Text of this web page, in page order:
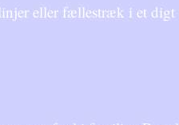
eller fællestræk i et digt